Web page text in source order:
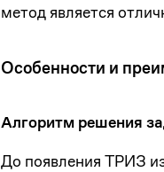
метод является
Особенности и
Алгоритм решения
До появления ТРИЗ